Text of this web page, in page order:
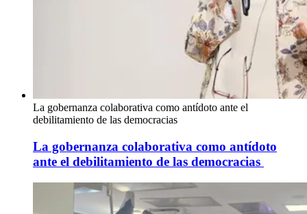
La gobernanza colaborativa como antídoto ante el
debilitamiento de las democracias
La gobernanza colaborativa como antídoto
ante el debilitamiento de las democracias